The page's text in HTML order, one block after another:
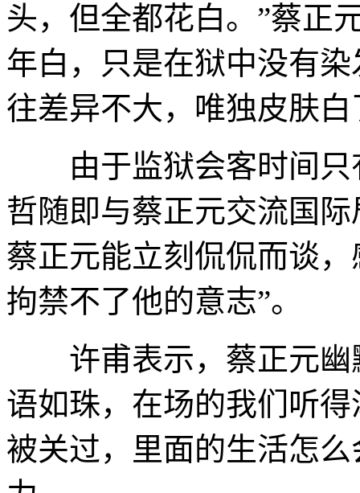
头，但全都花白。”蔡正
年白，只是在狱中没有
往差异不大，唯独皮肤
由于监狱会客时间只
哲随即与蔡正元交流国
蔡正元能立刻侃侃而谈
拘禁不了他的意志”。
许甫表示，蔡正元幽
语如珠，在场的我们听
被关过，里面的生活怎